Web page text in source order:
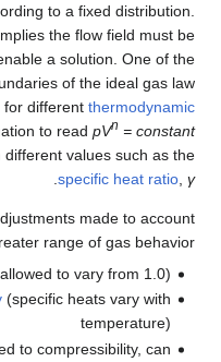
to a fixed distribution.
the flow field must be
a solution. One of the
of the ideal gas law
for different thermodynamic
to read pVn = constant
different values such as the
specific heat ratio γ
made to account
range of gas behavior:
to vary from 1.0)
(specific heats vary with
temperature)
to compressibility, can